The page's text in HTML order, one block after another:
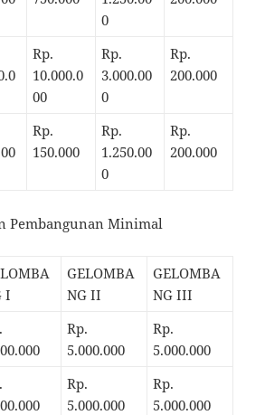
0
Rp.
10.000.0
00
Rp.
3.000.00
0
Rp.
200.000
Rp.
150.000
Rp.
1.250.00
0
Rp.
200.000
Pembangunan Minimal
I
GELOMBA
NG II
GELOMBA
NG III
Rp.
5.000.000
Rp.
5.000.000
Rp.
5.000.000
Rp.
5.000.000